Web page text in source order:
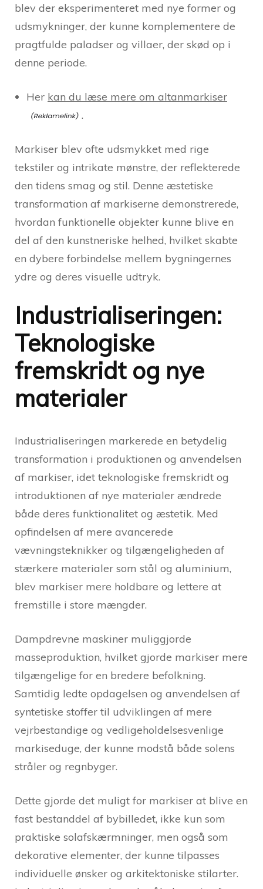
blev der eksperimenteret med nye former og
udsmykninger, der kunne komplementere de
pragtfulde paladser og villaer, der skød op i
denne periode.
Her kan du læse mere om altanmarkiser
.
Markiser blev ofte udsmykket med rige
tekstiler og intrikate mønstre, der reflekterede
den tidens smag og stil. Denne æstetiske
transformation af markiserne demonstrerede,
hvordan funktionelle objekter kunne blive en
del af den kunstneriske helhed, hvilket skabte
en dybere forbindelse mellem bygningernes
ydre og deres visuelle udtryk.
Industrialiseringen:
Teknologiske
fremskridt og nye
materialer
Industrialiseringen markerede en betydelig
transformation i produktionen og anvendelsen
af markiser, idet teknologiske fremskridt og
introduktionen af nye materialer ændrede
både deres funktionalitet og æstetik. Med
opfindelsen af mere avancerede
vævningsteknikker og tilgængeligheden af
stærkere materialer som stål og aluminium,
blev markiser mere holdbare og lettere at
fremstille i store mængder.
Dampdrevne maskiner muliggjorde
masseproduktion, hvilket gjorde markiser mere
tilgængelige for en bredere befolkning.
Samtidig ledte opdagelsen og anvendelsen af
syntetiske stoffer til udviklingen af mere
vejrbestandige og vedligeholdelsesvenlige
markiseduge, der kunne modstå både solens
stråler og regnbyger.
Dette gjorde det muligt for markiser at blive en
fast bestanddel af bybilledet, ikke kun som
praktiske solafskærmninger, men også som
dekorative elementer, der kunne tilpasses
individuelle ønsker og arkitektoniske stilarter.